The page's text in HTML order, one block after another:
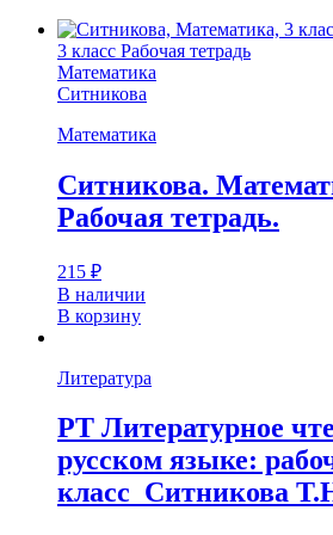
3 класс Рабочая тетрадь
Математика
Ситникова
Математика
Ситникова.
Рабочая тетрадь.
215 ₽
В наличии
В корзину
Литература
РТ Литературное
русском языке:
класс Ситникова